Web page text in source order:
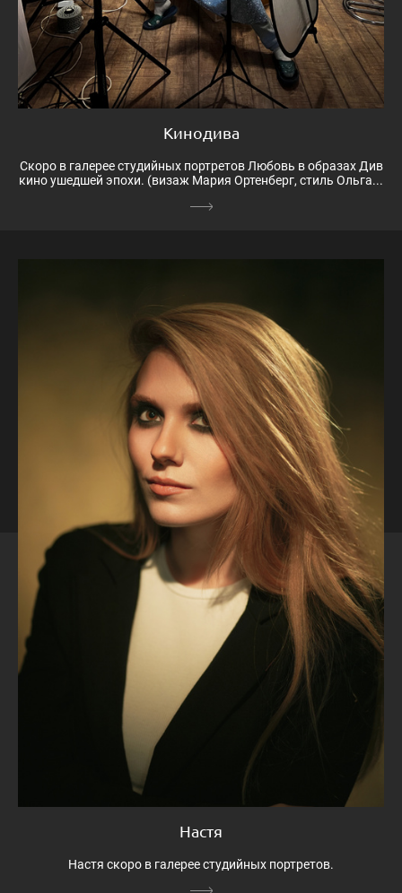
Кинодива
Скоро в галерее студийных портретов Любовь в образах Див
кино ушедшей эпохи. (визаж Мария Ортенберг, стиль Ольга...
Настя
Настя скоро в галерее студийных портретов.